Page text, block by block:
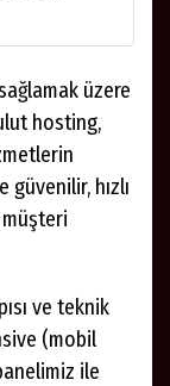
üzere
hosting,
hızlı
ve teknik
(mobil
ile